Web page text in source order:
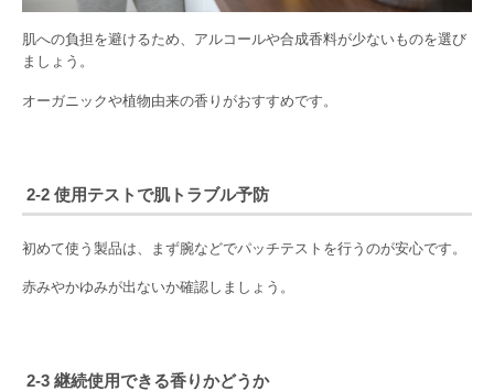
肌への負担を避けるため、アルコールや合成香料が少ないものを選び
ましょう。
オーガニックや植物由来の香りがおすすめです。
2-2 使用テストで肌トラブル予防
初めて使う製品は、まず腕などでパッチテストを行うのが安心です。
赤みやかゆみが出ないか確認しましょう。
2-3 継続使用できる香りかどうか